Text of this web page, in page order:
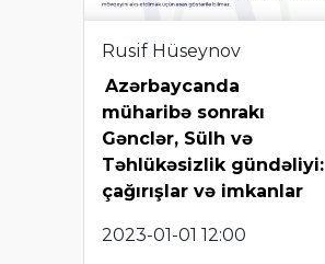
Rusif Hüseynov
Azərbaycanda
müharibə sonrakı
Gənclər, Sülh və
Təhlükəsizlik gündəliyi:
çağırışlar və imkanlar
2023-01-01 12:00